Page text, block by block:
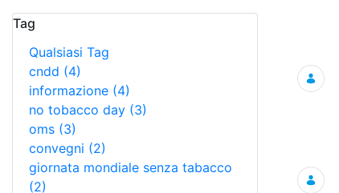
Tag
Qualsiasi Tag
cndd (4)
informazione (4)
no tobacco day (3)
oms (3)
convegni (2)
giornata mondiale senza tabacco
(2)